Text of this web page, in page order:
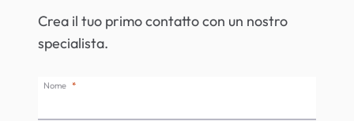
Crea il tuo primo contatto con un nostro
specialista.
Nome